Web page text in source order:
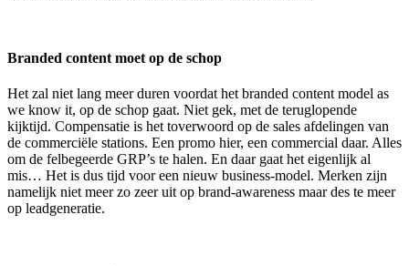
Branded content moet op de schop
Het zal niet lang meer duren voordat het branded content model as
we know it, op de schop gaat. Niet gek, met de teruglopende
kijktijd. Compensatie is het toverwoord op de sales afdelingen van
de commerciële stations. Een promo hier, een commercial daar. Alles
om de felbegeerde GRP’s te halen. En daar gaat het eigenlijk al
mis… Het is dus tijd voor een nieuw business-model. Merken zijn
namelijk niet meer zo zeer uit op brand-awareness maar des te meer
op leadgeneratie.